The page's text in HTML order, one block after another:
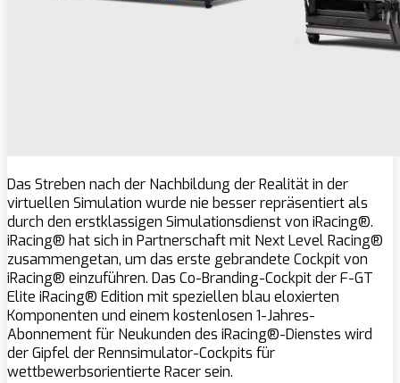
Das Streben nach der Nachbildung der Realität in der
virtuellen Simulation wurde nie besser repräsentiert als
durch den erstklassigen Simulationsdienst von iRacing®.
iRacing® hat sich in Partnerschaft mit Next Level Racing®
zusammengetan, um das erste gebrandete Cockpit von
iRacing® einzuführen. Das Co-Branding-Cockpit der F-GT
Elite iRacing® Edition mit speziellen blau eloxierten
Komponenten und einem kostenlosen 1-Jahres-
Abonnement für Neukunden des iRacing®-Dienstes wird
der Gipfel der Rennsimulator-Cockpits für
wettbewerbsorientierte Racer sein.